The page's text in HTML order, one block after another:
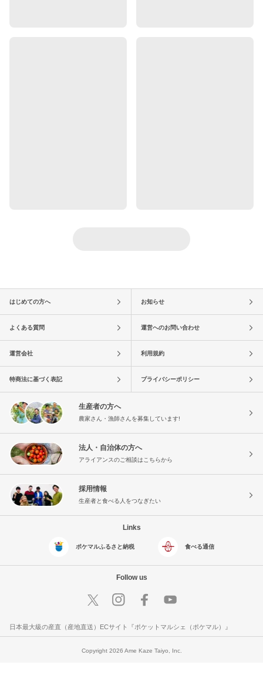
はじめての方へ お知らせ
よくある質問 運営へのお問い合わせ
運営会社 利用規約
特商法に基づく表記 プライバシーポリシー
生産者の方へ
農家さん・漁師さんを募集しています!
法人・自治体の方へ
アライアンスのご相談はこちらから
採用情報
生産者と食べる人をつなぎたい
Links
ポケマルふるさと納税 食べる通信
Follow us
日本最大級の産直（産地直送）ECサイト『ポケットマルシェ（ポケマル）』
Copyright 2026 Ame Kaze Taiyo, Inc.